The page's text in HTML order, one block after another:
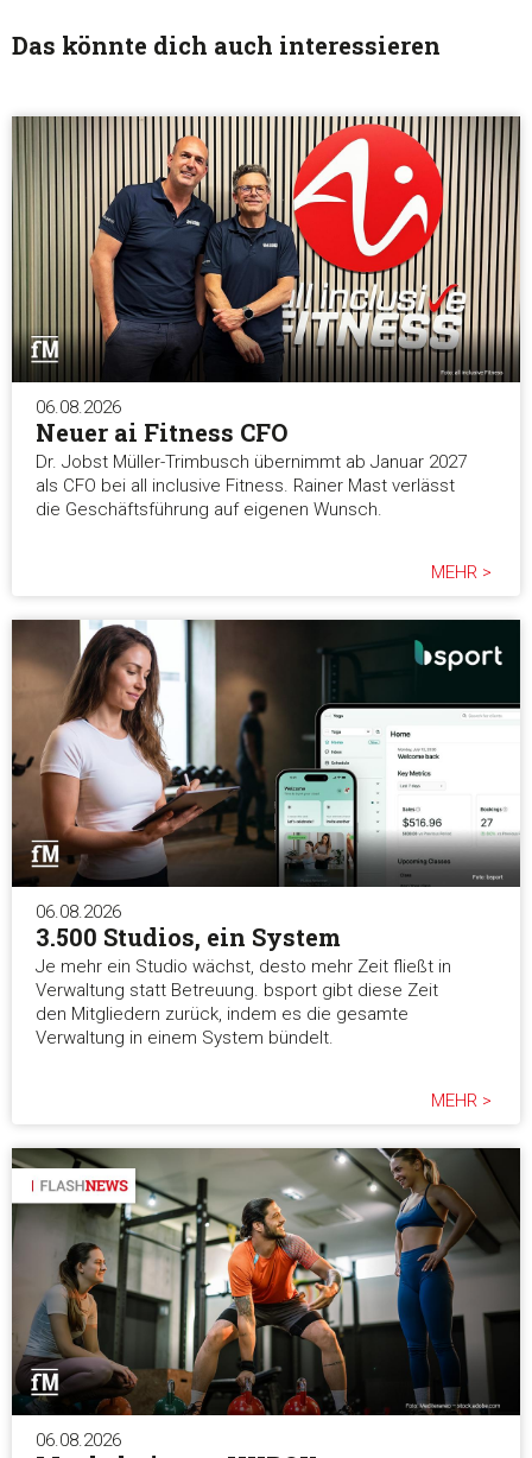
Das könnte dich auch interessieren
06.08.2026
Neuer ai Fitness CFO
Dr. Jobst Müller-Trimbusch übernimmt ab Januar 2027
als CFO bei all inclusive Fitness. Rainer Mast verlässt
die Geschäftsführung auf eigenen Wunsch.
MEHR >
06.08.2026
3.500 Studios, ein System
Je mehr ein Studio wächst, desto mehr Zeit fließt in
Verwaltung statt Betreuung. bsport gibt diese Zeit
den Mitgliedern zurück, indem es die gesamte
Verwaltung in einem System bündelt.
MEHR >
06.08.2026